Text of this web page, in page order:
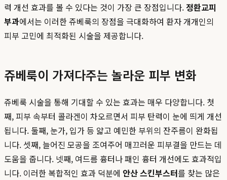
력 개선 효과를 볼 수 있다는 것이 가장 큰 장점입니다.정환교피
부과에서는 이러한 쥬베룩의 장점을 극대화하여 환자 개개인의
피부 고민에 최적화된 시술을 제공합니다.
쥬베룩이 가져다주는 놀라운 피부 변화
쥬베룩 시술을 통해 기대할 수 있는 효과는 매우 다양합니다. 첫
째, 피부 속부터 콜라겐이 차오르면서 피부 탄력이 눈에 띄게 개선
됩니다. 둘째, 눈가, 입가 등 얇고 예민한 부위의 잔주름이 완화됩
니다. 셋째, 늘어진 모공을 조여주어 매끄러운 피부결을 만드는 데
도움을 줍니다. 넷째, 여드름 흉터나 패인 흉터 개선에도 효과적입
니다. 이러한 복합적인 효과 덕분에 안산 스킨부스터를 찾는 많은